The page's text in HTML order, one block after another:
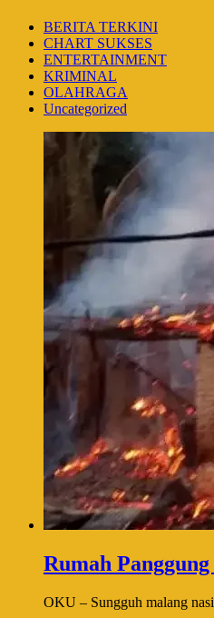
BERITA TERKINI
CHART SUKSES
ENTERTAINMENT
KRIMINAL
OLAHRAGA
Uncategorized
Rumah
OKU – Sungguh malang